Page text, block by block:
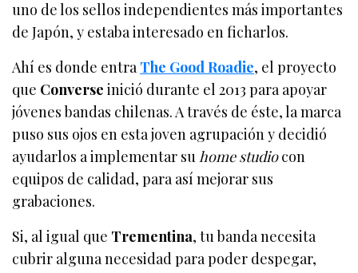
uno de los sellos independientes más importantes
de Japón, y estaba interesado en ficharlos.
Ahí es donde entraThe Good Roadie, el proyecto
que Converse inició durante el 2013 para apoyar
jóvenes bandas chilenas. A través de éste, la marca
puso sus ojos en esta joven agrupación y decidió
ayudarlos a implementar suhome studiocon
equipos de calidad, para así mejorar sus
grabaciones.
Si, al igual que Trementina, tu banda necesita
cubrir alguna necesidad para poder despegar,